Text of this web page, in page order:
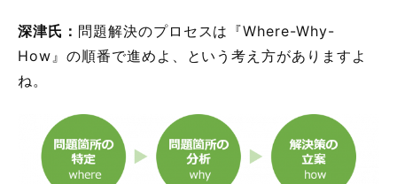
深津氏： 問題解決のプロセスは『Where-Why-
How』の順番で進めよ、という考え方がありますよ
ね。